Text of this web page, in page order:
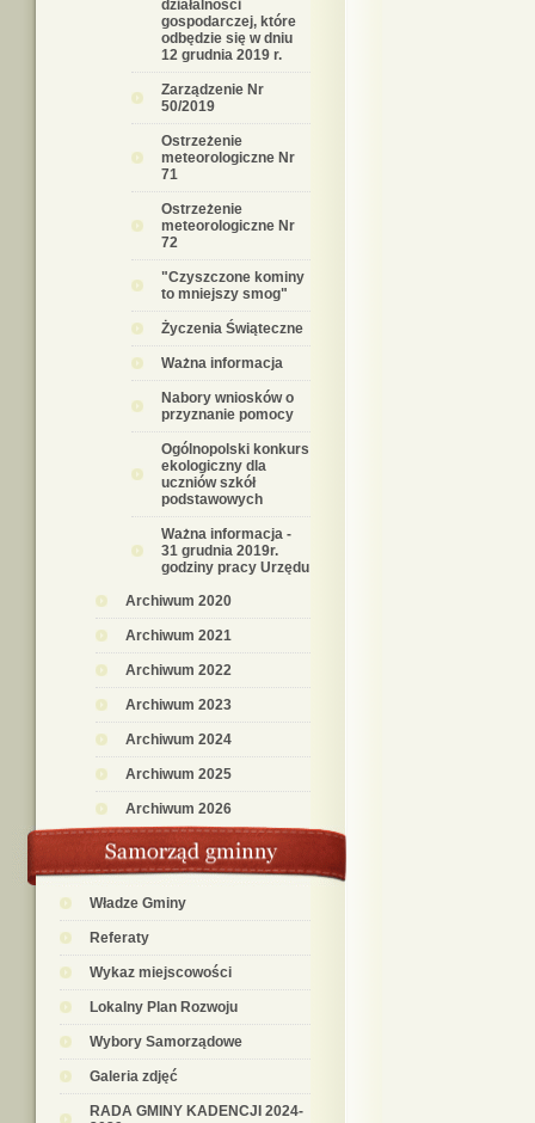
działalności
gospodarczej, które
odbędzie się w dniu
12 grudnia 2019 r.
Zarządzenie Nr
50/2019
Ostrzeżenie
meteorologiczne Nr
71
Ostrzeżenie
meteorologiczne Nr
72
"Czyszczone kominy
to mniejszy smog"
Życzenia Świąteczne
Ważna informacja
Nabory wniosków o
przyznanie pomocy
Ogólnopolski konkurs
ekologiczny dla
uczniów szkół
podstawowych
Ważna informacja -
31 grudnia 2019r.
godziny pracy Urzędu
Archiwum 2020
Archiwum 2021
Archiwum 2022
Archiwum 2023
Archiwum 2024
Archiwum 2025
Archiwum 2026
Władze Gminy
Referaty
Wykaz miejscowości
Lokalny Plan Rozwoju
Wybory Samorządowe
Galeria zdjęć
RADA GMINY KADENCJI 2024-